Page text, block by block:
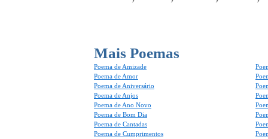
Mais Poemas
Poema de Amizade
Poema de Amor
Poema de Aniversário
Poema de Anjos
Poema de Ano Novo
Poema de Bom Dia
Poema de Cantadas
Poema de Cumprimentos